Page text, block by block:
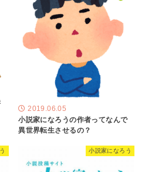
2019.06.05
小説家になろうの作者ってなんで
異世界転生させるの？
小説家になろう